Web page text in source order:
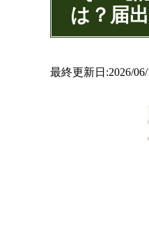
は？届
最終更新日:2026/06/